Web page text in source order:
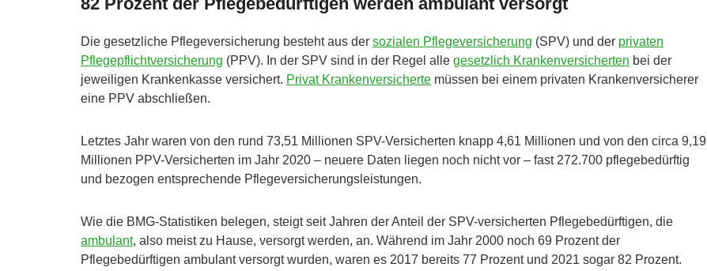
Die gesetzliche Pflegeversicherung besteht aus der sozialen Pflegeversicherung (SPV) und der privaten
Pflegepflichtversicherung (PPV). In der SPV sind in der Regel alle gesetzlich Krankenversicherten bei der
jeweiligen Krankenkasse versichert. Privat Krankenversicherte müssen bei einem privaten Krankenversicherer
eine PPV abschließen.
Letztes Jahr waren von den rund 73,51 Millionen SPV-Versicherten knapp 4,61 Millionen und von den circa 9,19
Millionen PPV-Versicherten im Jahr 2020 – neuere Daten liegen noch nicht vor – fast 272.700 pflegebedürftig
und bezogen entsprechende Pflegeversicherungsleistungen.
Wie die BMG-Statistiken belegen, steigt seit Jahren der Anteil der SPV-versicherten Pflegebedürftigen, die
ambulant, also meist zu Hause, versorgt werden, an. Während im Jahr 2000 noch 69 Prozent der
Pflegebedürftigen ambulant versorgt wurden, waren es 2017 bereits 77 Prozent und 2021 sogar 82 Prozent.